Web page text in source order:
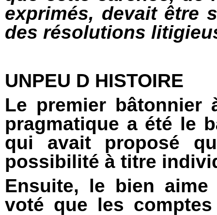
exprimés, devait être
des résolutions
UNPEU D HISTOIRE
Le premier bâtonnier
pragmatique a été le
qui avait proposé
possibilité à titre
Ensuite, le bien aime
voté que les